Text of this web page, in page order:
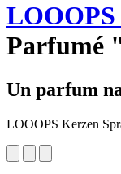
Parfumé
Un parfum
LOOOPS Kerzen